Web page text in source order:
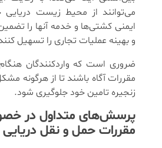
می‌توانند از محیط زیست
ایمنی کشتی‌ها و خدمه آنها را
و بهینه عملیات تجاری را تسهیل
ضروری است که واردکنندگان
مقررات آگاه باشند تا از هرگونه
زنجیره تامین خود جلوگیری شود.
پرسش‌های متداول در
مقررات حمل و نقل دریایی